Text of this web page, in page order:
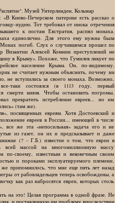
Музей Унтерлинден, Кольмар
Киево-Печерском патерике есть рассказ о
иудею. Тот требовал от инока отречения
к постам Евстратия, распял монаха.
единолично. Для этого ему нужна была
погиб. Слух о случившемся прошел по
Византии Алексей Комнин преступлений не
в Крыму». Похоже, что Гумилев ликует по
население Крыма. Он, по-видимому,
не считает нужным объяснить, почему ни
не вступились за своего монаха. Возможно,
таки состоялся (в 1113 году, первый
смерти князя. Чтобы остановить погромы,
прекратить истребление евреев... но им
(там же).
посвященных евреям. Хотя Достоевский и
евреев в России... имеющей в числе
все же эта «непосильная» задача его и не
из газет, он их и предсказывает и даже
(? – Г.Б.) известие о том, что евреи в
массой на многомиллионную массу
своему, известным и вековечным своим
и пороками эксплуатируемого племени.
припомнилось, что мне еще пять лет назад
от рабовладельцев теперь освобождены, а
как раз набросятся евреи, которых столь
на это! Целая программа в одной фразе. Не